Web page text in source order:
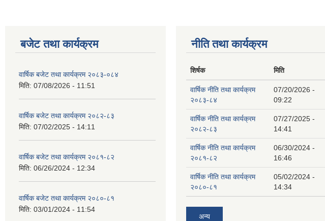
बजेट तथा कार्यक्रम
वार्षिक बजेट तथा कार्यक्रम २०८३-०८४
मिति: 07/08/2026 - 11:51
वार्षिक बजेट तथा कार्यक्रम २०८२-८३
मिति: 07/02/2025 - 14:11
वार्षिक बजेट तथा कार्यक्रम २०८१-८२
मिति: 06/26/2024 - 12:34
वार्षिक बजेट तथा कार्यक्रम २०८०-८१
मिति: 03/01/2024 - 11:54
नीति तथा कार्यक्रम
शिर्षक मिति
वार्षिक नीति तथा कार्यक्रम
२०८३-८४
07/20/2026 -
09:22
वार्षिक नीति तथा कार्यक्रम
२०८२-८३
07/27/2025 -
14:41
वार्षिक नीति तथा कार्यक्रम
२०८१-८२
06/30/2024 -
16:46
वार्षिक नीति तथा कार्यक्रम
२०८०-८१
05/02/2024 -
14:34
अन्य